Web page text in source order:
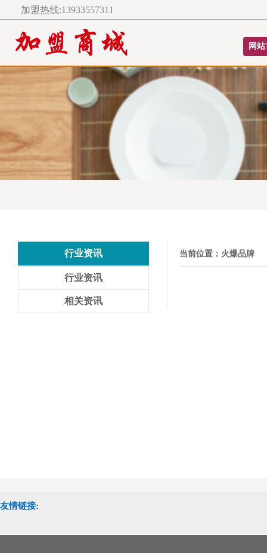
加盟热线:13933557311
网
行业资讯
行业资讯
相关资讯
当前位置： 火爆品牌
友情链接: